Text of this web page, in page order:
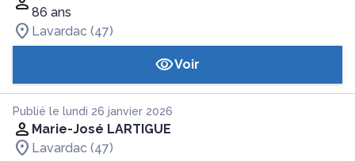
86 ans
Lavardac (47)
Voir
Publié le lundi 26 janvier 2026
Marie-José LARTIGUE
Lavardac (47)